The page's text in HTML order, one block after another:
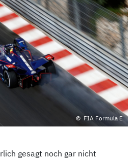
FIA Formula E
gesagt noch gar nicht